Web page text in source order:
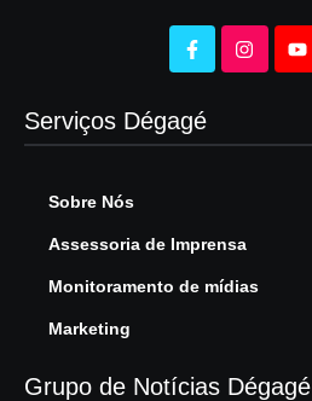
Serviços Dégagé
Sobre Nós
Assessoria de Imprensa
Monitoramento de mídias
Marketing
Grupo de Notícias Dégagé